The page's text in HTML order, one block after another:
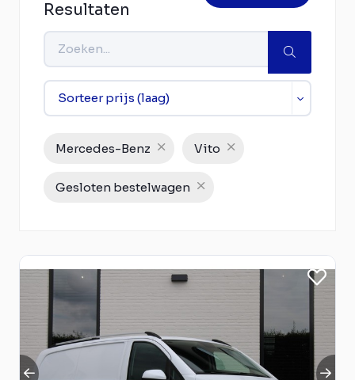
Resultaten
Mercedes-Benz Vito
Gesloten bestelwagen